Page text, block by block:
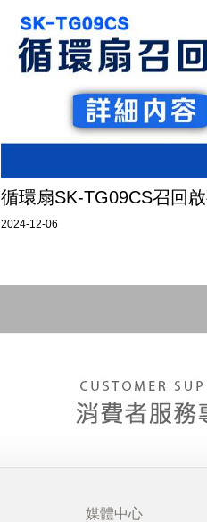
循環扇SK-TG09CS召回
2024-12-06
媒體中心